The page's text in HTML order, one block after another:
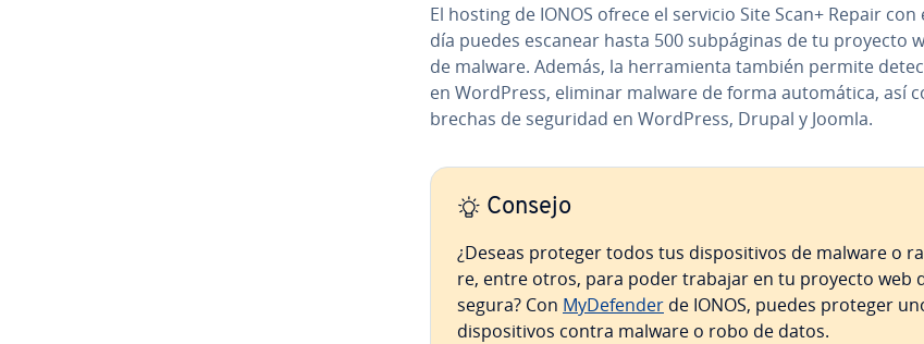
El hosting de IONOS ofrece el servicio Site Scan+ Repair con
día puedes escanear hasta 500 su­b­pá­gi­nas de tu proyecto
de malware. Además, la he­rra­mie­n­ta también permite
en WordPress, eliminar malware de forma au­to­má­ti­ca, así
brechas de seguridad en WordPress, Drupal y Joomla.
Consejo
¿Deseas proteger todos tus di­s­po­si­ti­vos de malware o
re, entre otros, para poder trabajar en tu proyecto web
segura? Con My­De­fe­n­der de IONOS, puedes proteger
di­s­po­si­ti­vos contra malware o robo de datos.